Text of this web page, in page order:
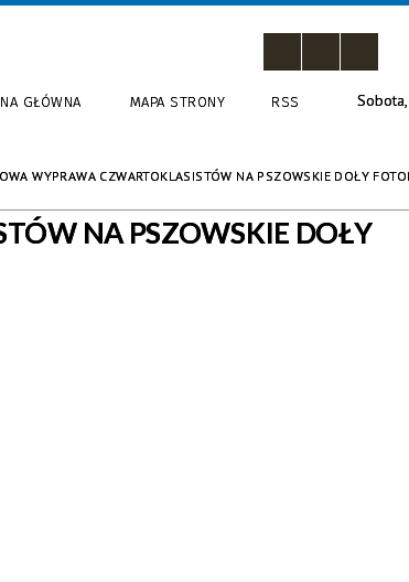
GŁÓWNA MAPA STRONY RSS
WYPRAWA CZWARTOKLASISTÓW NA PSZOWSKIE DOŁY
NA PSZOWSKIE DOŁY